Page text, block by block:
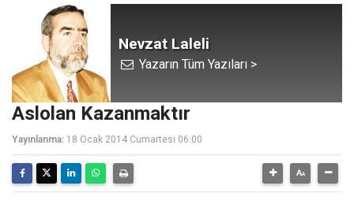
Nevzat Laleli
Yazarın Tüm Yazıları >
Aslolan Kazanmaktır
Yayınlanma: 18 Ocak 2014 Cumartesi 06:00